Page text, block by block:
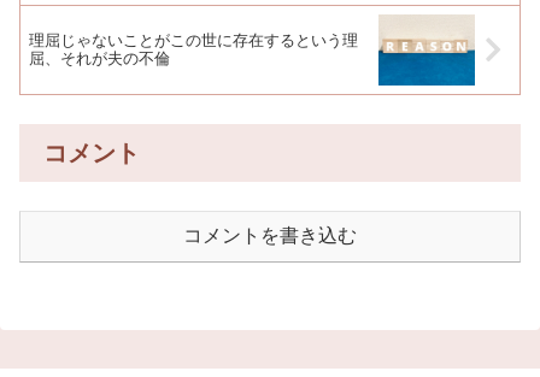
理屈じゃないことがこの世に存在するという理
屈、それが夫の不倫
コメント
コメントを書き込む